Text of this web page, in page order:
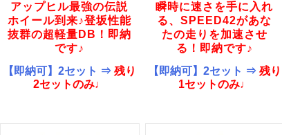
アップヒル最強の伝説
ホイール到来♪登坂性能
抜群の超軽量DB！即納
です♪
【即納可】2セット ⇒ 残り
2セットのみ♩
瞬時に速さを手に入れ
る、SPEED42があな
たの走りを加速させ
る！即納です♪
【即納可】2セット ⇒ 残り
1セットのみ♩